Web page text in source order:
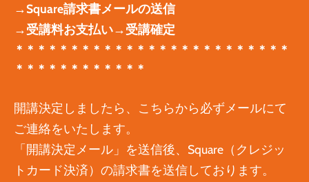
→Square請求書メールの送信
→受講料お支払い→受講確定
＊＊＊＊＊＊＊＊＊＊＊＊＊＊＊＊＊＊＊＊＊＊＊＊＊
＊＊＊＊＊＊＊＊＊＊＊＊
​​開講決定しましたら、こちらから必ずメールにて
ご連絡をいたします。
「開講決定メール」を送信後、Square（クレジッ
トカード決済）の請求書を送信しております。